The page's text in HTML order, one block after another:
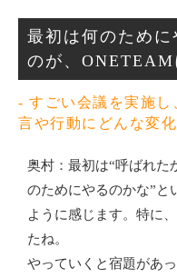
最初は何のため
のが、ONETEAM
- すごい会議を実施し
言や行動にどんな変
奥村：最初は“呼ばれた
のためにやるのかな”と
ように感じます。特に
たね。
やっていくと宿題があ